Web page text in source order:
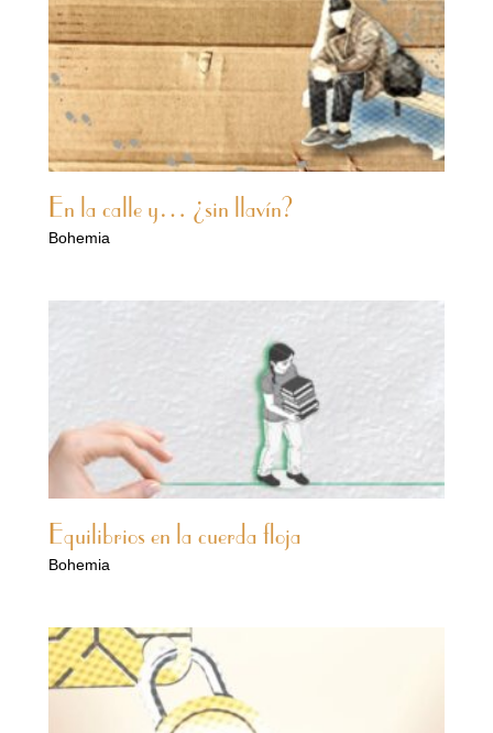
En la calle y… ¿sin llavín?
Bohemia
Equilibrios en la cuerda floja
Bohemia